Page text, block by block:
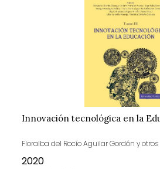
Innovación tecnológica en la
Floralba del Rocío Aguilar Gordón y otros
2020